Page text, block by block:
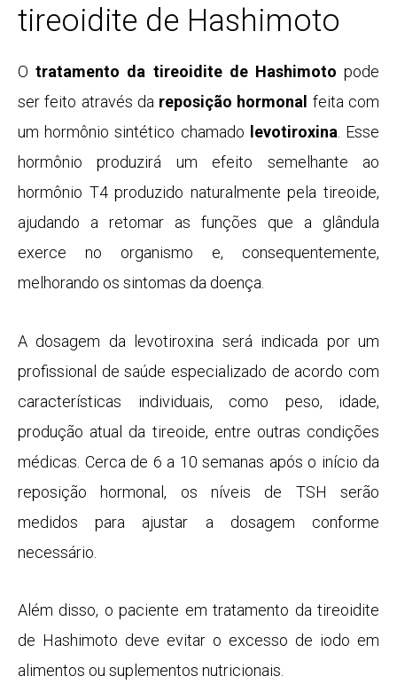
tireoidite de Hashimoto
Otratamento da tireoidite de Hashimoto pode
ser feito através da reposição hormonal feita com
um hormônio sintético chamado
levotiroxina . Esse
hormônio produzirá um efeito semelhante ao
hormônio T4 produzido naturalmente pela tireoide,
ajudando a retomar as funções que a glândula
exerce no organismo e, consequentemente,
melhorando os sintomas da doença.
A dosagem da levotiroxina será indicada por um
profissional de saúde especializado de acordo com
características individuais, como peso, idade,
produção atual da tireoide, entre outras condições
médicas. Cerca de 6 a 10 semanas após o início da
reposição hormonal, os níveis de TSH serão
medidos para ajustar a dosagem conforme
necessário.
Além disso, o paciente em tratamento da tireoidite
de Hashimoto deve evitar o excesso de iodo em
alimentos ou suplementos nutricionais.